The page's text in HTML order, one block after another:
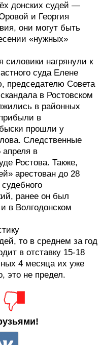
донских судей —
и Георгия
они могут быть
«нужных»
нагрянули к
суда Елене
председателю Совета
в Ростовском
в районных
в
прошли у
Следственные
апреля в
Ростова. Также,
арестован до 28
ранее он был
в Волгодонском
то в среднем за год
в отставку 15-18
4 месяца их уже
это не предел.